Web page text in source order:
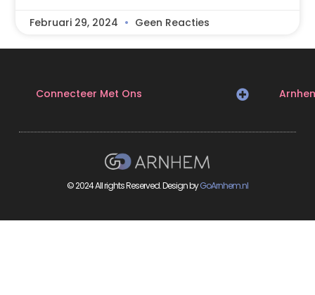
Februari 29, 2024 Geen Reacties
Connecteer Met Ons
© 2024 All rights Reserved. Design byGoArnhem.nl